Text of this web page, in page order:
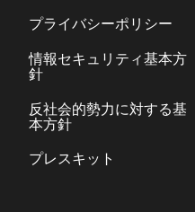
プライバシーポリシー
情報セキュリティ基本方
針
反社会的勢力に対する基
本方針
プレスキット